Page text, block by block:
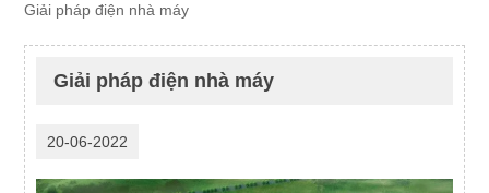
Giải pháp điện nhà máy
Giải pháp điện nhà máy
20-06-2022